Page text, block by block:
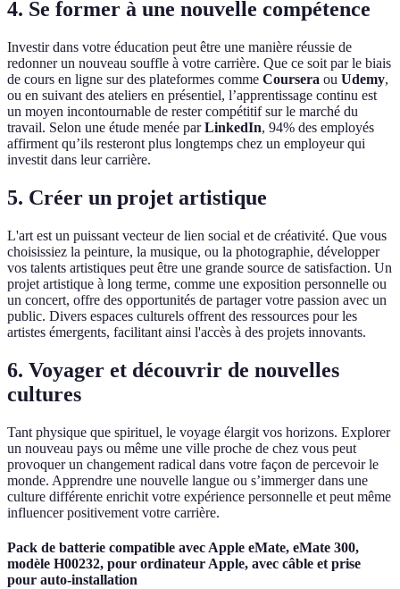
4. Se former à une nouvelle compétence
Investir dans votre éducation peut être une manière réussie de
redonner un nouveau souffle à votre carrière. Que ce soit par le biais
de cours en ligne sur des plateformes comme Coursera ou Udemy,
ou en suivant des ateliers en présentiel, l’apprentissage continu est
un moyen incontournable de rester compétitif sur le marché du
travail. Selon une étude menée parLinkedIn, 94% des employés
affirment qu’ils resteront plus longtemps chez un employeur qui
investit dans leur carrière.
5. Créer un projet artistique
L'art est un puissant vecteur de lien social et de créativité. Que vous
choisissiez la peinture, la musique, ou la photographie, développer
vos talents artistiques peut être une grande source de satisfaction. Un
projet artistique à long terme, comme une exposition personnelle ou
un concert, offre des opportunités de partager votre passion avec un
public. Divers espaces culturels offrent des ressources pour les
artistes émergents, facilitant ainsi l'accès à des projets innovants.
6. Voyager et découvrir de nouvelles
cultures
Tant physique que spirituel, le voyage élargit vos horizons. Explorer
un nouveau pays ou même une ville proche de chez vous peut
provoquer un changement radical dans votre façon de percevoir le
monde. Apprendre une nouvelle langue ou s’immerger dans une
culture différente enrichit votre expérience personnelle et peut même
influencer positivement votre carrière.
Pack de batterie compatible avec Apple eMate, eMate 300,
modèle H00232, pour ordinateur Apple, avec câble et prise
pour auto-installation